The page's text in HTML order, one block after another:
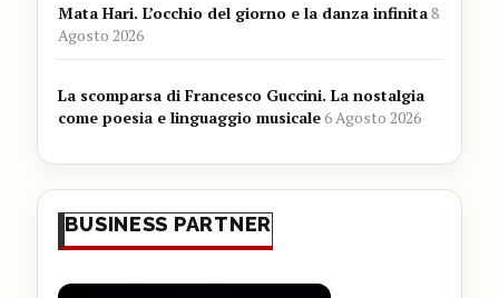
Mata Hari. L’occhio del giorno e la danza infinita8
Agosto 2026
La scomparsa di Francesco Guccini. La nostalgia
come poesia e linguaggio musicale6 Agosto 2026
BUSINESS PARTNER